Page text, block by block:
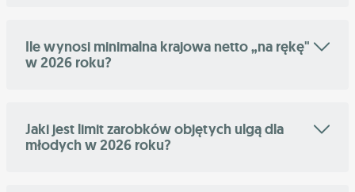
Ile wynosi minimalna krajowa netto „na rękę"
w 2026 roku?
Jaki jest limit zarobków objętych ulgą dla
młodych w 2026 roku?